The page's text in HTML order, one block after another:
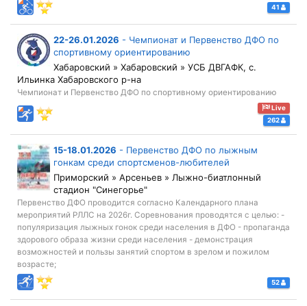
41
22-26.01.2026 - Чемпионат и Первенство ДФО по
спортивному ориентированию
Хабаровский » Хабаровский » УСБ ДВГАФК, с.
Ильинка Хабаровского р-на
Чемпионат и Первенство ДФО по спортивному ориентированию
Live
262
15-18.01.2026 - Первенство ДФO по лыжным
гонкам среди спортсменов-любителей
Приморский » Арсеньев » Лыжно-биатлонный
стадион "Синегорье"
Первенство ДФO проводится согласно Календарного плана
мероприятий РЛЛС на 2026г. Соревнования проводятся с целью: -
популяризация лыжных гонок среди населения в ДФО - пропаганда
здорового образа жизни среди населения - демонстрация
возможностей и пользы занятий спортом в зрелом и пожилом
возрасте;
52